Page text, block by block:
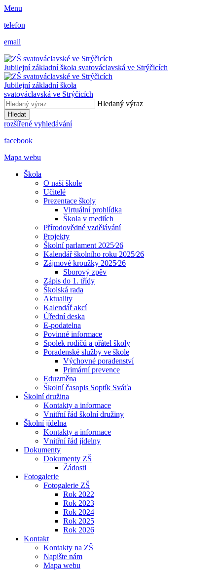
Menu
telefon
email
Jubilejní základní škola svatováclavská ve Strýčicích
Jubilejní základní škola
svatováclavská ve Strýčicích
Hledaný výraz
Hledat
rozšířené vyhledávání
facebook
Mapa webu
Škola
O naší škole
Učitelé
Prezentace školy
Virtuální prohlídka
Škola v mediích
Přírodovědné vzdělávání
Projekty
Školní parlament 2025⁄26
Kalendář školního roku 2025⁄26
Zájmové kroužky 2025⁄26
Sborový zpěv
Zápis do 1. třídy
Školská rada
Aktuality
Kalendář akcí
Úřední deska
E-podatelna
Povinné informace
Spolek rodičů a přátel školy
Poradenské služby ve škole
Výchovné poradenství
Primární prevence
Eduzměna
Školní časopis Soptík Sváťa
Školní družina
Kontakty a informace
Vnitřní řád školní družiny
Školní jídelna
Kontakty a informace
Vnitřní řád jídelny
Dokumenty
Dokumenty ZŠ
Žádosti
Fotogalerie
Fotogalerie ZŠ
Rok 2022
Rok 2023
Rok 2024
Rok 2025
Rok 2026
Kontakt
Kontakty na ZŠ
Napište nám
Mapa webu